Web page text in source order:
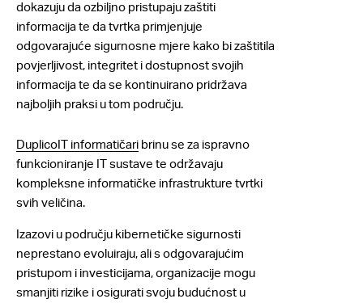
dokazuju da ozbiljno pristupaju zaštiti
informacija te da tvrtka primjenjuje
odgovarajuće sigurnosne mjere kako bi zaštitila
povjerljivost, integritet i dostupnost svojih
informacija te da se kontinuirano pridržava
najboljih praksi u tom području.
DuplicoIT informatičari brinu se za ispravno
funkcioniranje IT sustave te održavaju
kompleksne informatičke infrastrukture tvrtki
svih veličina.
Izazovi u području kibernetičke sigurnosti
neprestano evoluiraju, ali s odgovarajućim
pristupom i investicijama, organizacije mogu
smanjiti rizike i osigurati svoju budućnost u